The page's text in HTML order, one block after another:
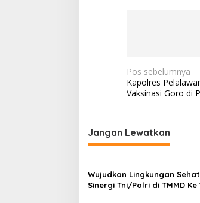
N
a
i
g
s
i
Pos sebelumnya
Kapolres
Vaksinasi Goro di
Jangan Lewatkan
Wujudkan Lingkungan
Sinergi Tni/Polri di TMMD Ke